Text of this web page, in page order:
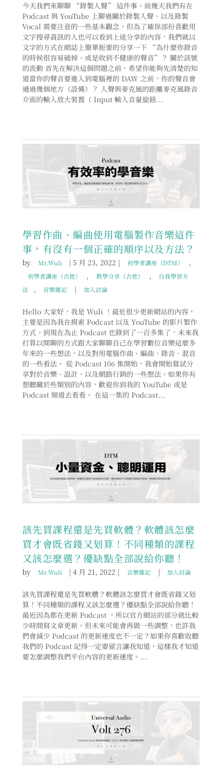
今天我們來聊聊 “錄製人聲” 這件事。前幾天我們有在
Podcast 與 YouTube 上聊過關於錄製人聲、以及錄製
Vocal 需要注意的一些基本觀念。但為了確保部份喜歡用
文字搜尋資訊的人也可以看到上述分享的內容，我們就以
文字的方式在網誌上簡單扼要的分享一下 “為什麼你錄音
的時候很容易破掉、或是收到不健康的聲音”？ 關於訊號
的流動 首先在解決這個問題之前，希望你能夠先清楚的知
道當你的聲音要進入到電腦裡的 DAW 之前，你的聲音會
通過幾個地方（設備）？ 人聲與麥克風的距離麥克風錄音
介面的輸入放大裝置（ Input 輸入音量旋鈕...
學習作曲、編曲使用電腦製作音樂這件
事，有沒有一個正確的順序以及方法？
by Mr.Wuli |5 月 23, 2022 | 初學者講座（DTM） ,
初學者講座（吉他） , 教學分享（吉他） ,
自我學習方
法
, 音樂雜記 | 加入討論
Hello 大家好，我是 Wuli ！最近很少更新網站的內容，
主要是因為我在摸索 Podcast 以及 YouTube 的影片製作
方式。到現在為止 Podcast 也錄到了一百多集了，未來我
打算以閒聊的方式跟大家聊聊自己在學習數位音樂這麼多
年來的一些想法，以及對用電腦作曲、編曲、錄音、混音
的一些看法。 從 Podcast 106 集開始，我會開始嘗試分
享對於音樂、設計、以及網路行銷的一些想法。如果你有
想聽關於些類別的內容，歡迎你到我的 YouTube 或是
Podcast 頻道去看看。 在這一集的 Podcast...
該先買課程還是先買軟體？軟體該怎麼
買才會既省錢又划算！不同種類的課程
又該怎麼選？優缺點全部說給你聽！
by Mr.Wuli |4 月 21, 2022 | 音樂雜記 | 加入討論
該先買課程還是先買軟體？軟體該怎麼買才會既省錢又划
算！不同種類的課程又該怎麼選？優缺點全部說給你聽！
最近因為都在更新 Podcast ，所以官方網站的部分就比較
少時間寫文章更新。但未來可能會再做一些調整，也許我
們會減少 Podcast 的更新速度也不一定？如果你喜歡收聽
我們的 Podcast 記得一定要留言讓我知道，這樣我才知道
要怎麼調整我們平台內容的更新速度。...